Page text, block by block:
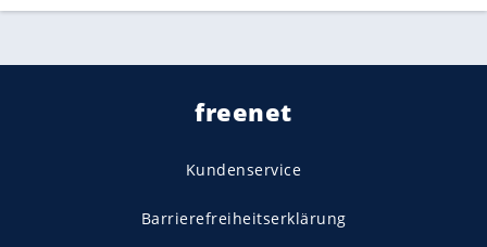
freenet
Kundenservice
Barrierefreiheitserklärung